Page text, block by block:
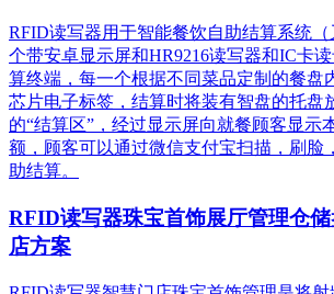
RFID读写器用于智能餐饮自助结算系统
个带安卓显示屏和HR9216读写器和IC卡
算终端，每一个根据不同菜品定制的餐盘
芯片电子标签，结算时将装有智盘的托盘
的“结算区”，经过显示屏向就餐顾客显示
额，顾客可以通过微信支付宝扫描，刷脸
助结算。
RFID读写器珠宝首饰展厅管理仓
店方案